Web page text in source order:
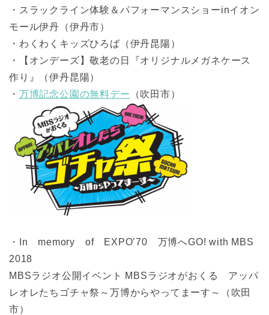
・スラックライン体験＆パフォーマンスショーinイオン
モール伊丹（伊丹市）
・わくわくキッズひろば（伊丹昆陽）
・【オンデーズ】敬老の日『オリジナルメガネケース
作り』（伊丹昆陽）
・ 万博記念公園の無料デー （吹田市）
・In memory of EXPO’70 万博へGO! with MBS
2018
MBSラジオ公開イベント MBSラジオがおくる アッパ
レオレたちゴチャ祭～万博からやってまーす～（吹田
市）